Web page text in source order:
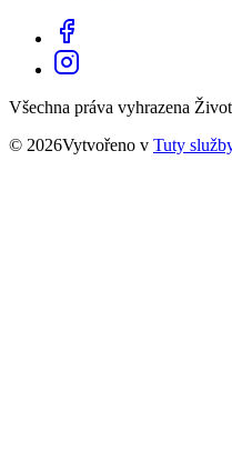
Všechna práva vyhrazena
© 2026Vytvořeno v Tuty